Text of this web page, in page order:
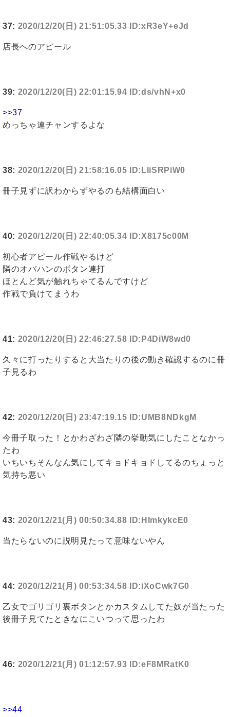
37: 2020/12/20(日) 21:51:05.33 ID:xR3eY+eJd
店長へのアピール
39: 2020/12/20(日) 22:01:15.94 ID:ds/vhN+x0
>>37
めっちゃ連チャンするよな
38: 2020/12/20(日) 21:58:16.05 ID:LliSRPiW0
冊子見ずに訳わからずやるのも結構面白い
40: 2020/12/20(日) 22:40:05.34 ID:X8175c00M
初心者アピール作戦やるけど
隣のオバハンのボタン連打
ほとんど気が触れちゃてるんですけど
作戦で負けてまうわ
41: 2020/12/20(日) 22:46:27.58 ID:P4DiW8wd0
久々に打ったりすると大当たりの後の動き確認するのに冊
子見るわ
42: 2020/12/20(日) 23:47:19.15 ID:UMB8NDkgM
今冊子取った！とかわざわざ隣の挙動気にしたことなかっ
たわ
いちいちそんなん気にしてキョドキョドしてるのちょっと
気持ち悪い
43: 2020/12/21(月) 00:50:34.88 ID:HImkykcE0
当たらないのに説明見たって意味ないやん
44: 2020/12/21(月) 00:53:34.58 ID:iXoCwk7G0
乙女でゴリゴリ裏ボタンとかカスタムしてた奴が当たった
後冊子見てたときなにこいつって思ったわ
46: 2020/12/21(月) 01:12:57.93 ID:eF8MRatK0
>>44